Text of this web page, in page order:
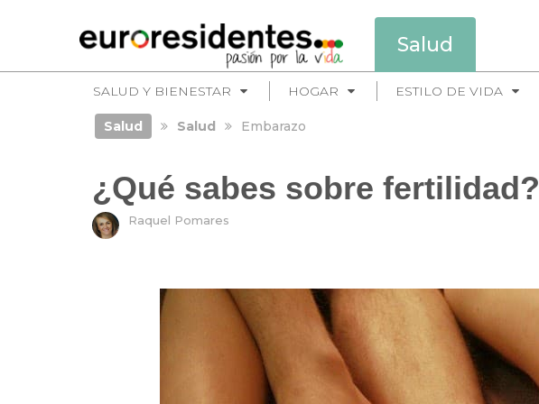
Salud
SALUD Y BIENESTAR HOGAR ESTILO DE VIDA
Salud Salud Embarazo
¿Qué sabes sobre fertilidad?
Raquel Pomares